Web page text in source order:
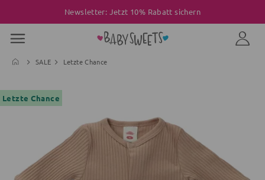
Newsletter: Jetzt 10% Rabatt sichern
SALE Letzte Chance
Letzte Chance